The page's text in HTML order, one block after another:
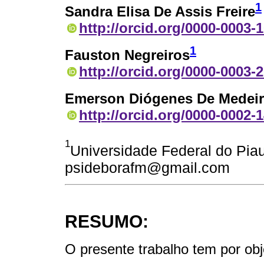
Sandra Elisa De Assis Freire1
http://orcid.org/0000-0003-
Fauston Negreiros1
http://orcid.org/0000-0003-
Emerson Diógenes De
http://orcid.org/0000-0002-
1Universidade Federal do
psideborafm@gmail.com
RESUMO:
O presente trabalho tem por